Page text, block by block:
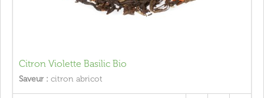
Citron Violette Basilic Bio
Saveur : citron abricot